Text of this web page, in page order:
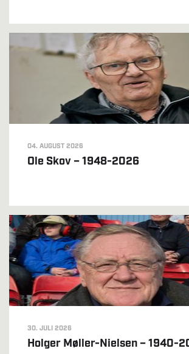
04. AUGUST 2026
Ole Skov – 1948-2026
30. JULI 2026
Holger Møller-Nielsen – 1940-